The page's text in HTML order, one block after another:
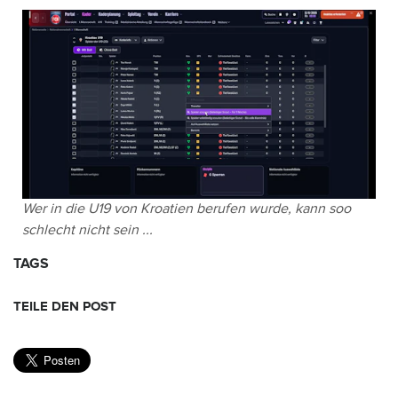
Wer in die U19 von Kroatien berufen wurde, kann soo
schlecht nicht sein ...
TAGS
TEILE DEN POST